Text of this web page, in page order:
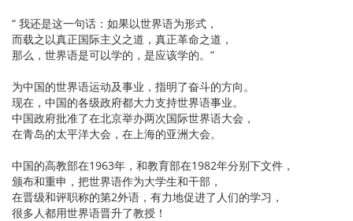
“ 我还是这一句话：如果以世界语为形式，
而载之以真正国际主义之道，真正革命之道，
那么，世界语是可以学的，是应该学的。”
为中国的世界语运动及事业，指明了奋斗的方向。
现在，中国的各级政府都大力支持世界语事业。
中国政府批准了在北京举办两次国际世界语大会，
在青岛的太平洋大会，在上海的亚洲大会。
中国的高教部在1963年，和教育部在1982年分别下文件，
颁布和重申，把世界语作为大学生和干部，
在晋级和评职称的第2外语，有力地促进了人们的学习，
很多人都用世界语晋升了教授！